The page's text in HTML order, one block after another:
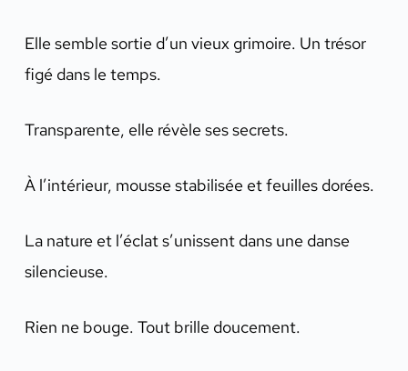
Elle semble sortie d’un vieux grimoire. Un trésor
figé dans le temps.
Transparente, elle révèle ses secrets.
À l’intérieur, mousse stabilisée et feuilles dorées.
La nature et l’éclat s’unissent dans une danse
silencieuse.
Rien ne bouge. Tout brille doucement.